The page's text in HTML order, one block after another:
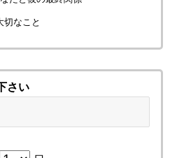
切なこと
さい